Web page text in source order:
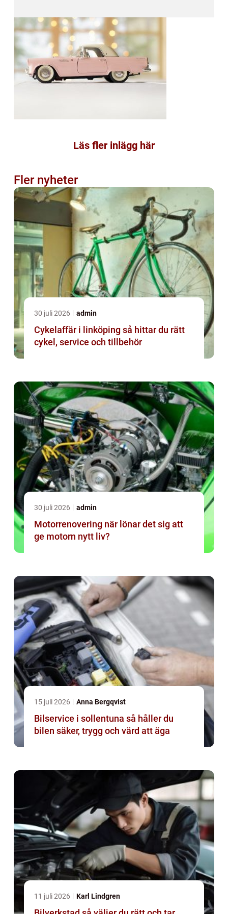
Läs fler inlägg här
Fler nyheter
30 juli 2026 admin
Cykelaffär i linköping så hittar du rätt
cykel, service och tillbehör
30 juli 2026 admin
Motorrenovering när lönar det sig att
ge motorn nytt liv?
15 juli 2026 Anna Bergqvist
Bilservice i sollentuna så håller du
bilen säker, trygg och värd att äga
11 juli 2026 Karl Lindgren